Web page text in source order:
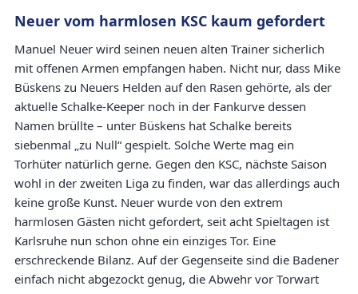
Neuer vom harmlosen KSC kaum gefordert
Manuel Neuer wird seinen neuen alten Trainer sicherlich
mit offenen Armen empfangen haben. Nicht nur, dass Mike
Büskens zu Neuers Helden auf den Rasen gehörte, als der
aktuelle Schalke-Keeper noch in der Fankurve dessen
Namen brüllte – unter Büskens hat Schalke bereits
siebenmal „zu Null“ gespielt. Solche Werte mag ein
Torhüter natürlich gerne. Gegen den KSC, nächste Saison
wohl in der zweiten Liga zu finden, war das allerdings auch
keine große Kunst. Neuer wurde von den extrem
harmlosen Gästen nicht gefordert, seit acht Spieltagen ist
Karlsruhe nun schon ohne ein einziges Tor. Eine
erschreckende Bilanz. Auf der Gegenseite sind die Badener
einfach nicht abgezockt genug, die Abwehr vor Torwart